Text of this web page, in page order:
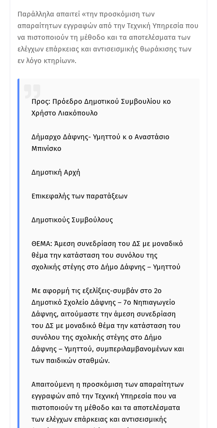
Παράλληλα απαιτεί «την προσκόμιση των
απαραίτητων εγγραφών από την Τεχνική Υπηρεσία που
να πιστοποιούν τη μέθοδο και τα αποτελέσματα των
ελέγχων επάρκειας και αντισεισμικής θωράκισης των
εν λόγο κτηρίων».
Προς: Πρόεδρο Δημοτικού Συμβουλίου κο
Χρήστο Λιακόπουλο
Δήμαρχο Δάφνης- Υμηττού κ ο Αναστάσιο
Μπινίσκο
Δημοτική Αρχή
Επικεφαλής των παρατάξεων
Δημοτικούς Συμβούλους
ΘΕΜΑ: Άμεση συνεδρίαση του ΔΣ με μοναδικό
θέμα την κατάσταση του συνόλου της
σχολικής στέγης στο Δήμο Δάφνης – Υμηττού
Με αφορμή τις εξελίξεις-συμβάν στο 2ο
Δημοτικό Σχολείο Δάφνης – 7ο Νηπιαγωγείο
Δάφνης, αιτούμαστε την άμεση συνεδρίαση
του ΔΣ με μοναδικό θέμα την κατάσταση του
συνόλου της σχολικής στέγης στο Δήμο
Δάφνης – Υμηττού, συμπεριλαμβανομένων και
των παιδικών σταθμών.
Απαιτούμενη η προσκόμιση των απαραίτητων
εγγραφών από την Τεχνική Υπηρεσία που να
πιστοποιούν τη μέθοδο και τα αποτελέσματα
των ελέγχων επάρκειας και αντισεισμικής